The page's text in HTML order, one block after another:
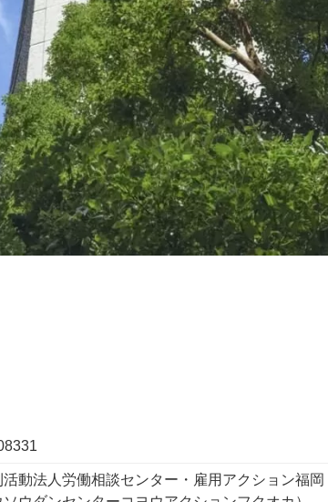
動法人労働相談センター・雇用アクション福岡